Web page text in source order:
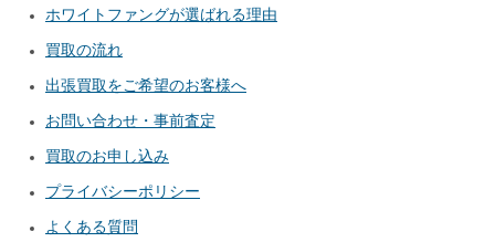
ホワイトファングが選ばれる理由
買取の流れ
出張買取をご希望のお客様へ
お問い合わせ・事前査定
買取のお申し込み
プライバシーポリシー
よくある質問